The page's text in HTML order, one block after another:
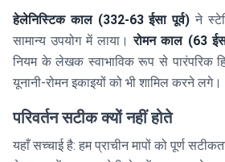
हेलेनिस्टिक काल (332-63 ईसा पूर्व) ने
सामान्य उपयोग में लाया।रोमन काल (63
नियम के लेखक स्वाभाविक रूप से पारंपरिक
यूनानी-रोमन इकाइयों को भी शामिल करने लगे।
परिवर्तन सटीक क्यों नहीं होते
यहाँ सच्चाई है: हम प्राचीन मापों को पूर्ण